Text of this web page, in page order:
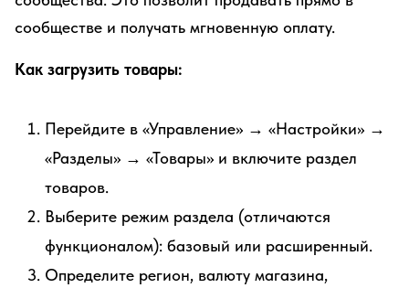
сообществе и получать мгновенную оплату.
Как загрузить товары:
Перейдите в «Управление» → «Настройки» →
«Разделы» → «Товары» и включите раздел
товаров.
Выберите режим раздела (отличаются
функционалом): базовый или расширенный.
Определите регион, валюту магазина,